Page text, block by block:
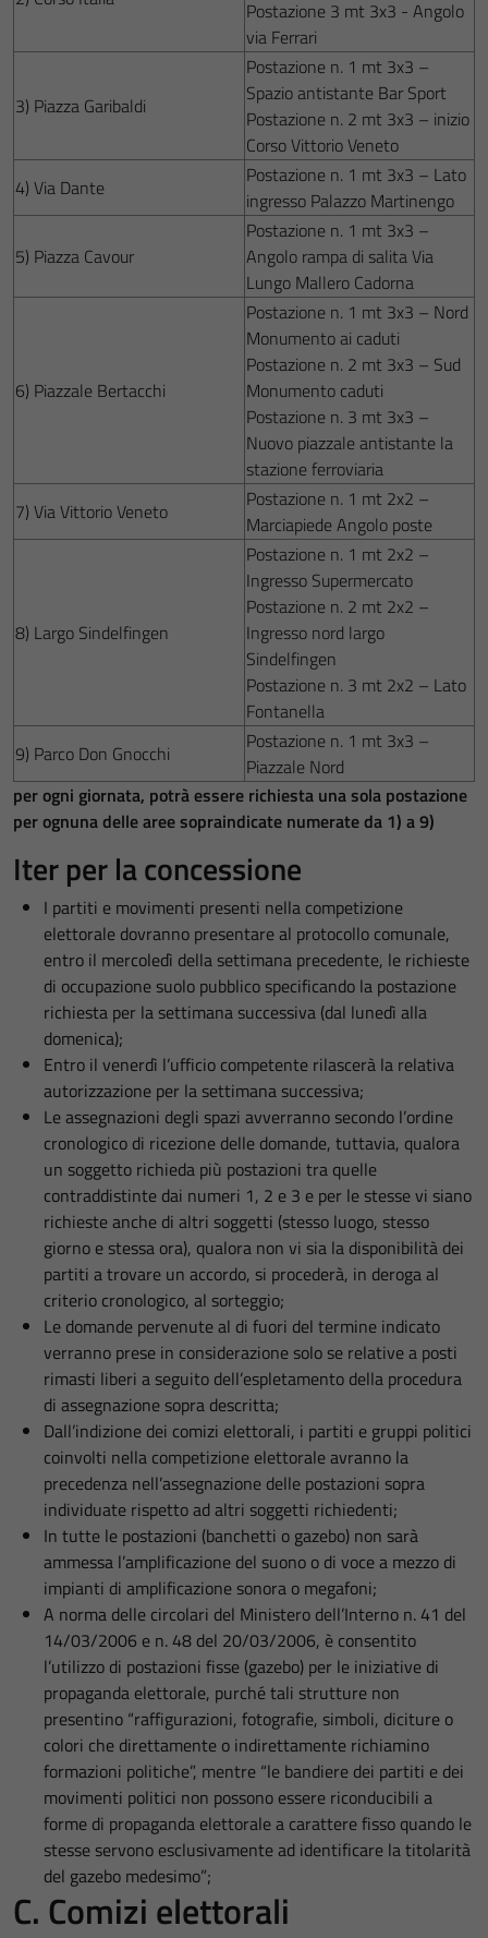
Postazione 3 mt 3x3 - Angolo
via Ferrari
3) Piazza Garibaldi
Postazione n. 1 mt 3x3 –
Spazio antistante Bar Sport
Postazione n. 2 mt 3x3 – inizio
Corso Vittorio Veneto
4) Via Dante
Postazione n. 1 mt 3x3 – Lato
ingresso Palazzo Martinengo
5) Piazza Cavour
Postazione n. 1 mt 3x3 –
Angolo rampa di salita Via
Lungo Mallero Cadorna
6) Piazzale Bertacchi
Postazione n. 1 mt 3x3 – Nord
Monumento ai caduti
Postazione n. 2 mt 3x3 – Sud
Monumento caduti
Postazione n. 3 mt 3x3 –
Nuovo piazzale antistante la
stazione ferroviaria
7) Via Vittorio Veneto
Postazione n. 1 mt 2x2 –
Marciapiede Angolo poste
8) Largo Sindelfingen
Postazione n. 1 mt 2x2 –
Ingresso Supermercato
Postazione n. 2 mt 2x2 –
Ingresso nord largo
Sindelfingen
Postazione n. 3 mt 2x2 – Lato
Fontanella
9) Parco Don Gnocchi
Postazione n. 1 mt 3x3 –
Piazzale Nord
per ogni giornata, potrà essere richiesta una sola postazione
per ognuna delle aree sopraindicate numerate da 1) a 9)
Iter per la concessione
I partiti e movimenti presenti nella competizione
elettorale dovranno presentare al protocollo comunale,
entro il mercoledì della settimana precedente, le richieste
di occupazione suolo pubblico specificando la postazione
richiesta per la settimana successiva (dal lunedì alla
domenica);
Entro il venerdì l’ufficio competente rilascerà la relativa
autorizzazione per la settimana successiva;
Le assegnazioni degli spazi avverranno secondo l’ordine
cronologico di ricezione delle domande, tuttavia, qualora
un soggetto richieda più postazioni tra quelle
contraddistinte dai numeri 1, 2 e 3 e per le stesse vi siano
richieste anche di altri soggetti (stesso luogo, stesso
giorno e stessa ora), qualora non vi sia la disponibilità dei
partiti a trovare un accordo, si procederà, in deroga al
criterio cronologico, al sorteggio;
Le domande pervenute al di fuori del termine indicato
verranno prese in considerazione solo se relative a posti
rimasti liberi a seguito dell’espletamento della procedura
di assegnazione sopra descritta;
Dall’indizione dei comizi elettorali, i partiti e gruppi politici
coinvolti nella competizione elettorale avranno la
precedenza nell’assegnazione delle postazioni sopra
individuate rispetto ad altri soggetti richiedenti;
In tutte le postazioni (banchetti o gazebo) non sarà
ammessa l’amplificazione del suono o di voce a mezzo di
impianti di amplificazione sonora o megafoni;
A norma delle circolari del Ministero dell’Interno n. 41 del
14/03/2006 e n. 48 del 20/03/2006, è consentito
l’utilizzo di postazioni fisse (gazebo) per le iniziative di
propaganda elettorale, purché tali strutture non
presentino “raffigurazioni, fotografie, simboli, diciture o
colori che direttamente o indirettamente richiamino
formazioni politiche”, mentre “le bandiere dei partiti e dei
movimenti politici non possono essere riconducibili a
forme di propaganda elettorale a carattere fisso quando le
stesse servono esclusivamente ad identificare la titolarità
del gazebo medesimo”;
C. Comizi elettorali